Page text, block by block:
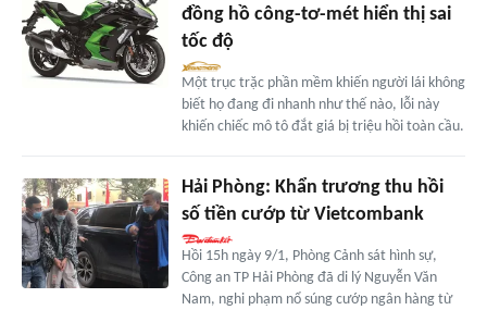
đồng hồ công-tơ-mét hiển thị sai
tốc độ
Một trục trặc phần mềm khiến người lái không
biết họ đang đi nhanh như thế nào, lỗi này
khiến chiếc mô tô đắt giá bị triệu hồi toàn cầu.
Hải Phòng: Khẩn trương thu hồi
số tiền cướp từ Vietcombank
Hồi 15h ngày 9/1, Phòng Cảnh sát hình sự,
Công an TP Hải Phòng đã di lý Nguyễn Văn
Nam, nghi phạm nổ súng cướp ngân hàng từ